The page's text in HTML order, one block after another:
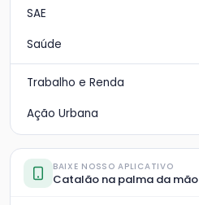
SAE
Saúde
Trabalho e Renda
Ação Urbana
BAIXE NOSSO APLICATIVO
Catalão na palma da mão